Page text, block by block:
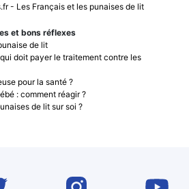
- Les Français et les punaises de lit
et bons réflexes
de lit
doit payer le traitement contre les
pour la santé ?
: comment réagir ?
de lit sur soi ?